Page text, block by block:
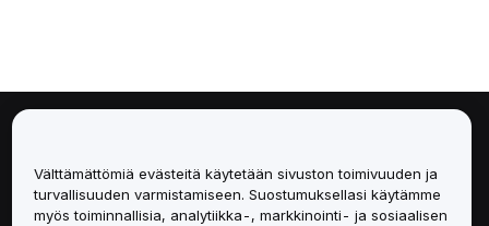
Palvelut
Välttämättömiä evästeitä käytetään sivuston toimivuuden ja
turvallisuuden varmistamiseen. Suostumuksellasi käytämme
myös toiminnallisia, analytiikka-, markkinointi- ja sosiaalisen